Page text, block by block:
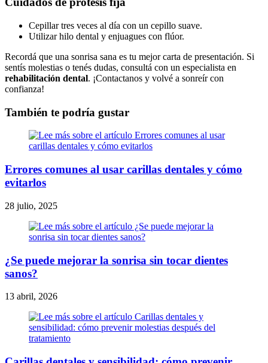
Cepillar tres veces al día con un cepillo suave.
Utilizar hilo dental y enjuagues con flúor.
Recordá que una sonrisa sana es tu mejor carta de presentación. Si
sentís molestias o tenés dudas, consultá con un especialista en
rehabilitación dental. ¡Contactanos y volvé a sonreír con
confianza!
También te podría gustar
Errores comunes al usar carillas dentales y cómo
evitarlos
28 julio, 2025
¿Se puede mejorar la sonrisa sin tocar dientes
sanos?
13 abril, 2026